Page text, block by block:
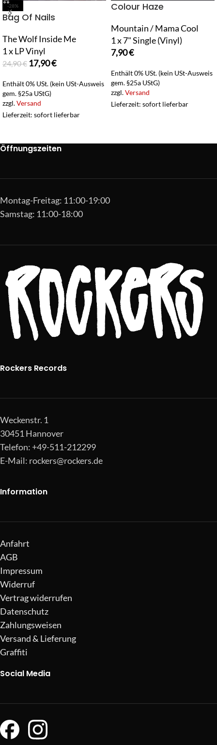
-28%
Bag Of Nails
The Wolf Inside Me
1 x LP Vinyl
24,90€ 17,90€
Enthält 0% USt. (kein USt-Ausweis
gem. §25a UStG)
zzgl.Versand
Lieferzeit: sofort lieferbar
Colour Haze
Mountain / Mama Cool
1 x 7" Single (Vinyl)
7,90€
Enthält 0% USt. (kein USt-Ausweis
gem. §25a UStG)
zzgl.Versand
Lieferzeit: sofort lieferbar
Öffnungszeiten
Montag-Freitag: 11:00-19:00
Samstag: 11:00-18:00
Rockers Records
Weckenstr. 1
30451 Hannover
Telefon: +49-511-212299
E-Mail: rockers@rockers.de
Information
Anfahrt
AGB
Impressum
Widerruf
Vertrag widerrufen
Datenschutz
Zahlungsweisen
Versand & Lieferung
Graffiti
Social Media